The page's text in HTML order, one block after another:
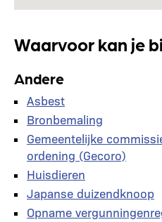
Waarvoor kan je
Andere
Asbest
Bronbemaling
Gemeentelijke
ordening (Gecoro)
Huisdieren
Japanse duizendknoop
Opname